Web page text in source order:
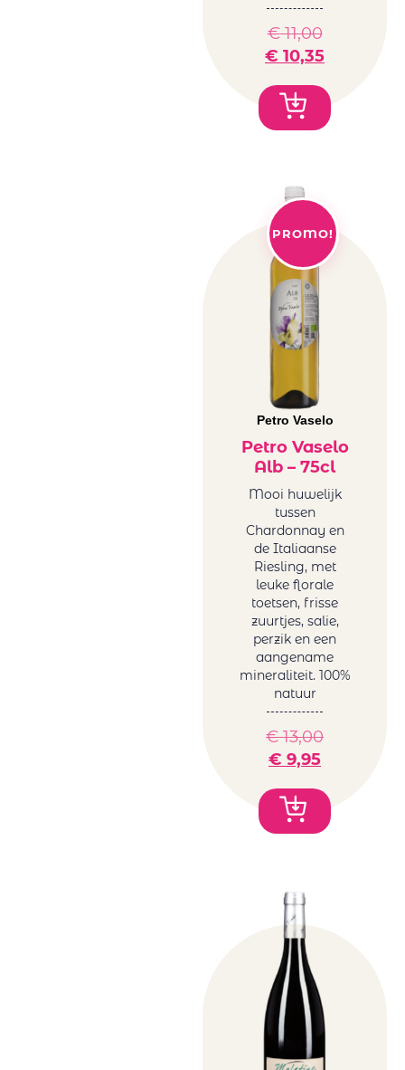
€11,00
€ 10,35
PROMO!
Petro Vaselo
Petro Vaselo
Alb – 75cl
Mooi huwelijk
tussen
Chardonnay en
de Italiaanse
Riesling, met
leuke florale
toetsen, frisse
zuurtjes, salie,
perzik en een
aangename
mineraliteit. 100%
natuur
€13,00
€ 9,95